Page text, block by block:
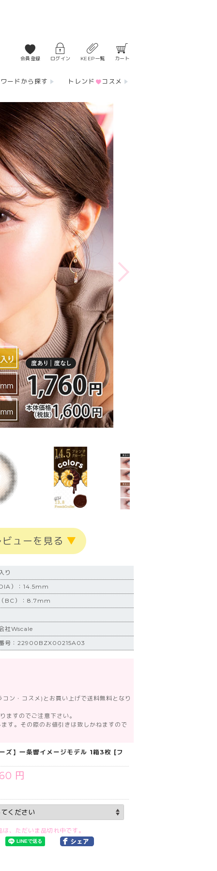
会員登録 ログイン KEEP一覧 カート
ードから探す トレンド コスメ
ューを見る ▼
り
）：14.5mm
BC）：8.7mm
社Wscale
号：22900BZX00215A03
ン・コスメ)とお買い上げで送料無料となり
すのでご注意下さい。
す。その際のお値引きは致しかねますので
】一条響イメージモデル 1箱3枚 [フ
円
、ただいま品切れ中です。